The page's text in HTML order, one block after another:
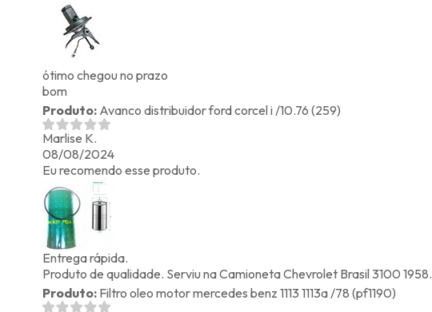
ótimo chegou no prazo
bom
Produto: Avanco distribuidor ford corcel i /10.76 (259)
Marlise K.
08/08/2024
Eu recomendo esse produto.
Entrega rápida.
Produto de qualidade. Serviu na Camioneta Chevrolet Brasil 3100 1958.
Produto: Filtro oleo motor mercedes benz 1113 1113a /78 (pf1190)